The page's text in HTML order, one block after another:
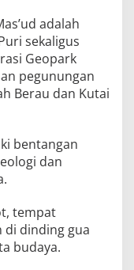
adalah
sekaligus
Geopark
pegunungan
Berau dan Kutai
bentangan
dan
tempat
di dinding gua
budaya.